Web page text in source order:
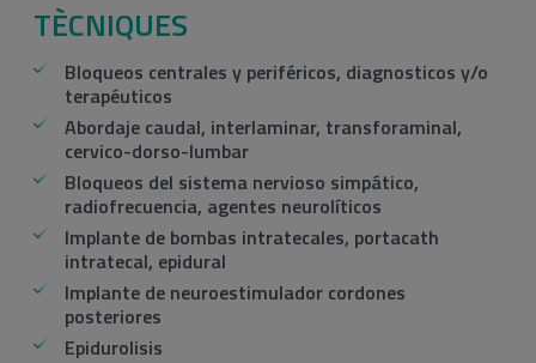
TÈCNIQUES
Bloqueos centrales y periféricos, diagnosticos y/o
terapéuticos
Abordaje caudal, interlaminar, transforaminal,
cervico-dorso-lumbar
Bloqueos del sistema nervioso simpático,
radiofrecuencia, agentes neurolíticos
Implante de bombas intratecales, portacath
intratecal, epidural
Implante de neuroestimulador cordones
posteriores
Epidurolisis